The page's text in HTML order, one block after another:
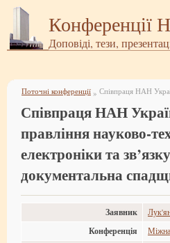
Конференції
Доповіді, тези,
Поточні конференції »
Співпраця НАН
правління науково-
електроніки та
документальна
Заявник
Конференція